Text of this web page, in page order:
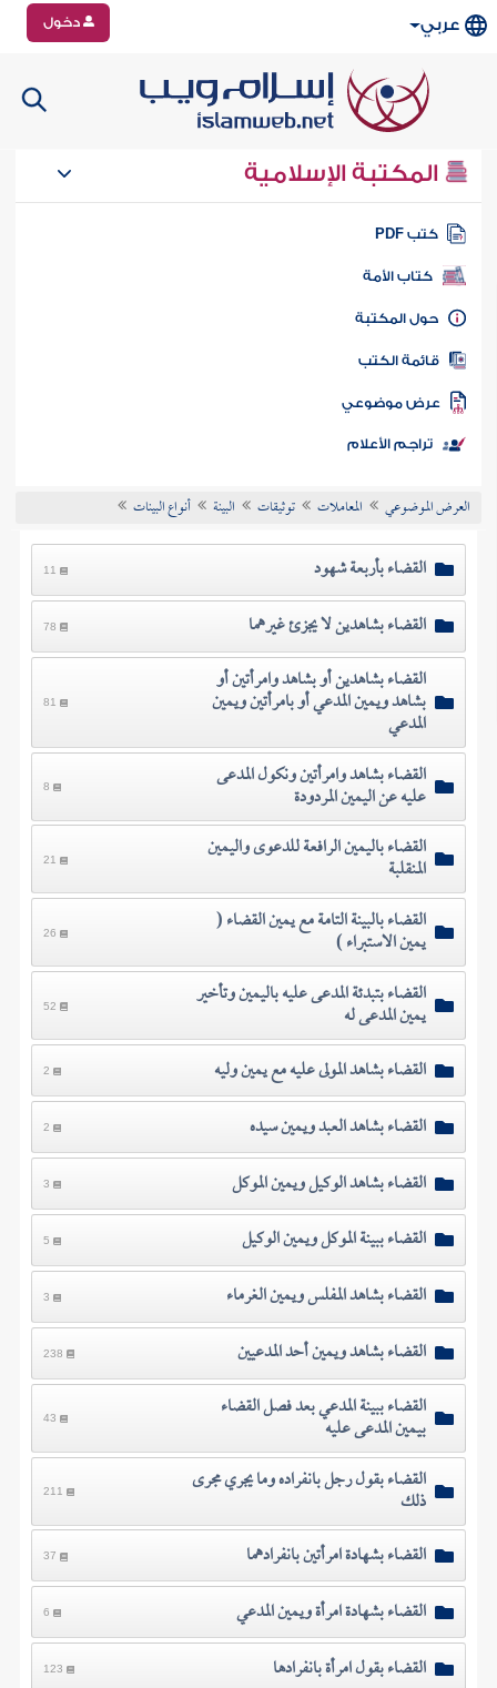
عربي دخول
المكتبة الإسلامية
كتب PDF
كتاب الأمة
المكتبة
الكتب
موضوعي
تراجم الأعلام
العرض الموضوعي المعاملات توثيقات البينة أنواع البينات
القضاء بأربعة شهود 11
القضاء بشاهدين لا يجزئ غيرهما 78
القضاء بشاهدين أو بشاهد وامرأتين أو
بشاهد ويمين المدعي أو بامرأتين ويمين
المدعي
81
القضاء بشاهد وامرأتين ونكول المدعى
عليه عن اليمين المردودة 8
القضاء باليمين الرافعة للدعوى واليمين
المنقلبة 21
القضاء بالبينة التامة مع يمين القضاء (
يمين الاستبراء ) 26
القضاء بتبدئة المدعى عليه باليمين وتأخير
يمين المدعى له 52
القضاء بشاهد المولى عليه مع يمين وليه 2
القضاء بشاهد العبد ويمين سيده 2
القضاء بشاهد الوكيل ويمين الموكل 3
القضاء ببينة الموكل ويمين الوكيل 5
القضاء بشاهد المفلس ويمين الغرماء 3
القضاء بشاهد ويمين أحد المدعيين 238
القضاء ببينة المدعي بعد فصل القضاء
بيمين المدعى عليه 43
القضاء بقول رجل بانفراده وما يجري مجرى
ذلك 211
القضاء بشهادة امرأتين بانفرادهما 37
القضاء بشهادة امرأة ويمين المدعي 6
القضاء بقول امرأة بانفرادها 123